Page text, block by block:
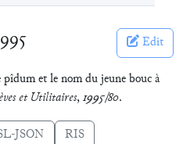
Edit
et le nom du jeune bouc à
et Utilitaires,1995/80.
JSON RIS